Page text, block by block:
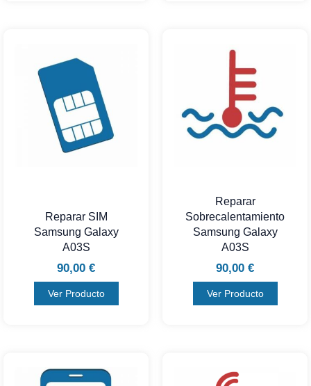
Reparar SIM
Samsung Galaxy
A03S
90,00 €
Ver Producto
Reparar
Sobrecalentamiento
Samsung Galaxy
A03S
90,00 €
Ver Producto